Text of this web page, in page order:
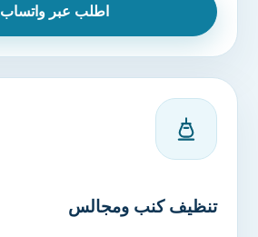
اطلب عبر واتساب
تنظيف كنب ومجالس